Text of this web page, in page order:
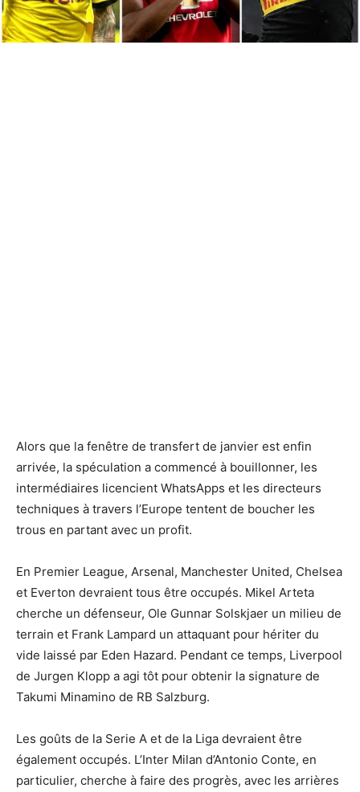
Alors que la fenêtre de transfert de janvier est enfin
arrivée, la spéculation a commencé à bouillonner, les
intermédiaires licencient WhatsApps et les directeurs
techniques à travers l’Europe tentent de boucher les
trous en partant avec un profit.
En Premier League, Arsenal, Manchester United, Chelsea
et Everton devraient tous être occupés. Mikel Arteta
cherche un défenseur, Ole Gunnar Solskjaer un milieu de
terrain et Frank Lampard un attaquant pour hériter du
vide laissé par Eden Hazard. Pendant ce temps, Liverpool
de Jurgen Klopp a agi tôt pour obtenir la signature de
Takumi Minamino de RB Salzburg.
Les goûts de la Serie A et de la Liga devraient être
également occupés. L’Inter Milan d’Antonio Conte, en
particulier, cherche à faire des progrès, avec les arrières